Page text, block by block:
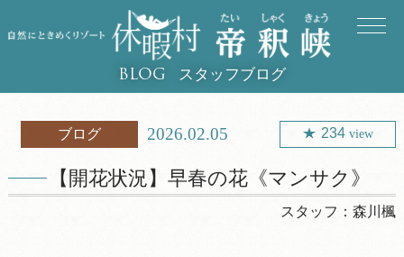
BLOG スタッフブログ
ブログ 2026.02.05 234 view
【開花状況】早春の花《マンサク》
スタッフ：森川楓